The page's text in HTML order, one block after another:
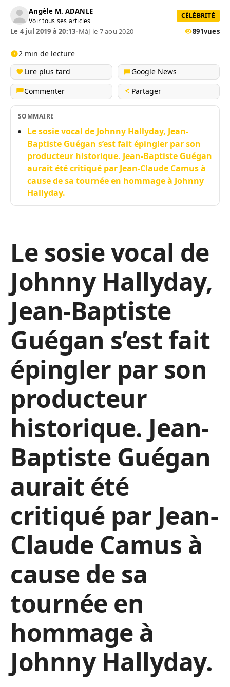
Angèle M. ADANLE
Voir tous ses articles
CÉLÉBRITÉ
Le 4 jul 2019 à 20:13•MàJ le 7 aou 2020 891vues
2 min de lecture
Lire plus tard
Google News
Commenter
Partager
SOMMAIRE
Le sosie vocal de Johnny Hallyday, Jean-
Baptiste Guégan s’est fait épingler par son
producteur historique. Jean-Baptiste Guégan
aurait été critiqué par Jean-Claude Camus à
cause de sa tournée en hommage à Johnny
Hallyday.
Le sosie vocal de
Johnny Hallyday,
Jean-Baptiste
Guégan s’est fait
épingler par son
producteur
historique. Jean-
Baptiste Guégan
aurait été
critiqué par Jean-
Claude Camus à
cause de sa
tournée en
hommage à
Johnny Hallyday.